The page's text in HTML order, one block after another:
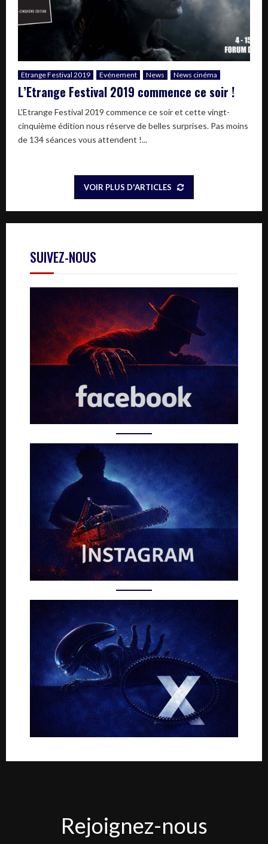
Etrange Festival 2019 Evénement News News cinéma
L’Etrange Festival 2019 commence ce soir !
L'Etrange Festival 2019 commence ce soir et cette vingt-
cinquième édition nous réserve de belles surprises. Pas moins
de 134 séances vous attendent !...
VOIR PLUS D'ARTICLES
SUIVEZ-NOUS
nous
Rejoignez-nous